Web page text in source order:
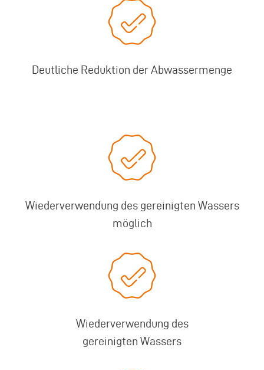
Deutliche Reduktion der Abwassermenge
Wiederverwendung des gereinigten Wassers
möglich
Wiederverwendung des
gereinigten Wassers